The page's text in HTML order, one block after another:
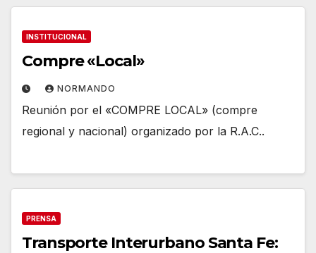
INSTITUCIONAL
Compre «Local»
NORMANDO
Reunión por el «COMPRE LOCAL» (compre
regional y nacional) organizado por la R.A.C..
PRENSA
Transporte Interurbano Santa Fe: